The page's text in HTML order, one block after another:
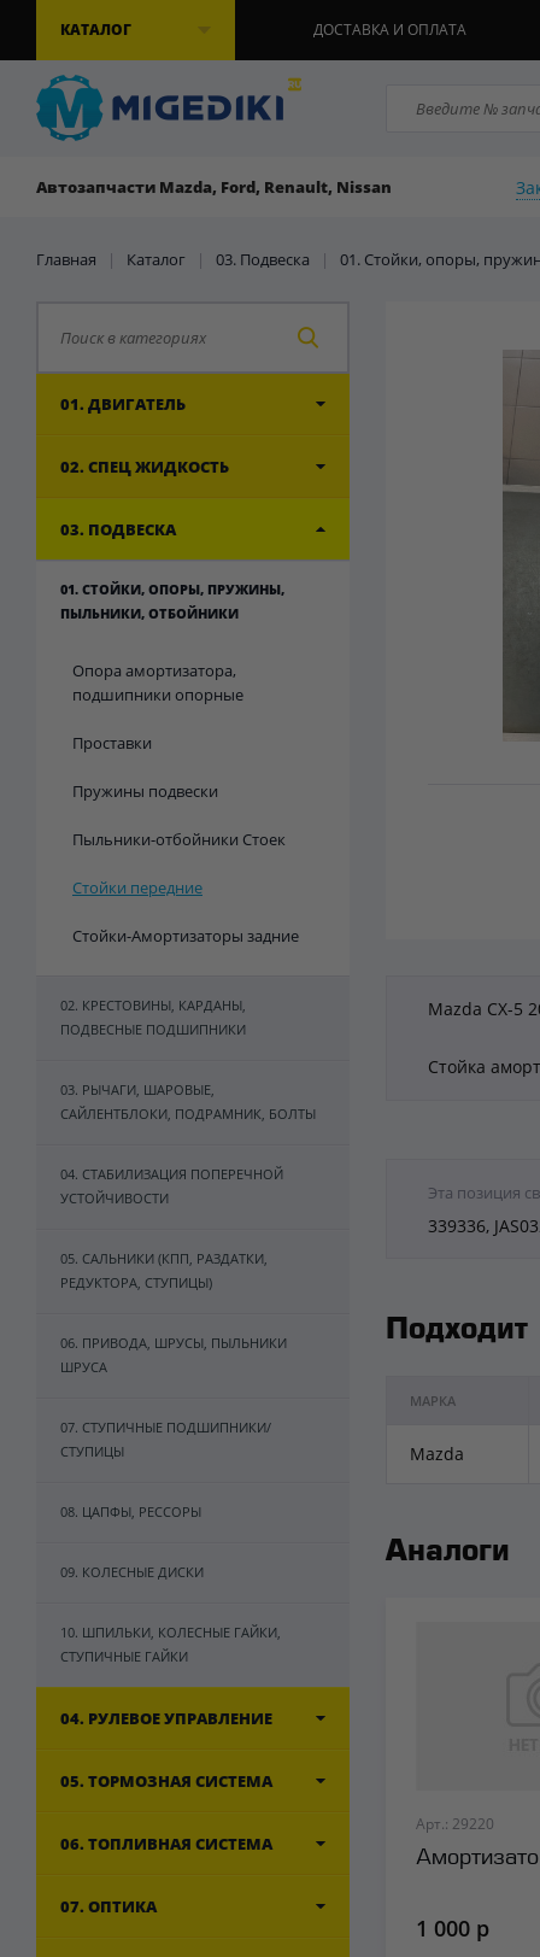
КАТАЛОГ ДОСТАВКА И ОПЛАТА
Автозапчасти Mazda, Ford, Renault, Nissan
Главная | Каталог | 03. Подвеска | 01. Стойки, опоры,
01. ДВИГАТЕЛЬ
02. СПЕЦ ЖИДКОСТЬ
03. ПОДВЕСКА
01. СТОЙКИ, ОПОРЫ, ПРУЖИНЫ,
ПЫЛЬНИКИ, ОТБОЙНИКИ
Опора амортизатора,
подшипники опорные
Проставки
Пружины подвески
Пыльники-отбойники Стоек
Стойки передние
Стойки-Амортизаторы задние
02. КРЕСТОВИНЫ, КАРДАНЫ,
ПОДВЕСНЫЕ ПОДШИПНИКИ
03. РЫЧАГИ, ШАРОВЫЕ,
САЙЛЕНТБЛОКИ, ПОДРАМНИК, БОЛТЫ
04. СТАБИЛИЗАЦИЯ ПОПЕРЕЧНОЙ
УСТОЙЧИВОСТИ
05. САЛЬНИКИ (КПП, РАЗДАТКИ,
РЕДУКТОРА, СТУПИЦЫ)
06. ПРИВОДА, ШРУСЫ, ПЫЛЬНИКИ
ШРУСА
07. СТУПИЧНЫЕ ПОДШИПНИКИ/
СТУПИЦЫ
08. ЦАПФЫ, РЕССОРЫ
09. КОЛЕСНЫЕ ДИСКИ
10. ШПИЛЬКИ, КОЛЕСНЫЕ ГАЙКИ,
СТУПИЧНЫЕ ГАЙКИ
04. РУЛЕВОЕ УПРАВЛЕНИЕ
05. ТОРМОЗНАЯ СИСТЕМА
06. ТОПЛИВНАЯ СИСТЕМА
07. ОПТИКА
Mazda CX-5
Стойка
Эта позиция
339336,
Подходит
МАРКА
Mazda
Аналоги
Арт.: 29220
1 000 р